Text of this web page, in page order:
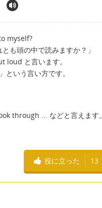
myself?
も頭の中で読みますか？」
loud と言います。
いう言い方です。
through ... などと言えます。
役に立った 13